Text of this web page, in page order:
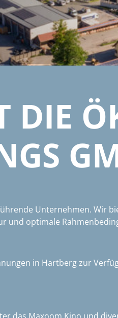
DIE
Unternehmen. Wir
und optimale
in Hartberg zur